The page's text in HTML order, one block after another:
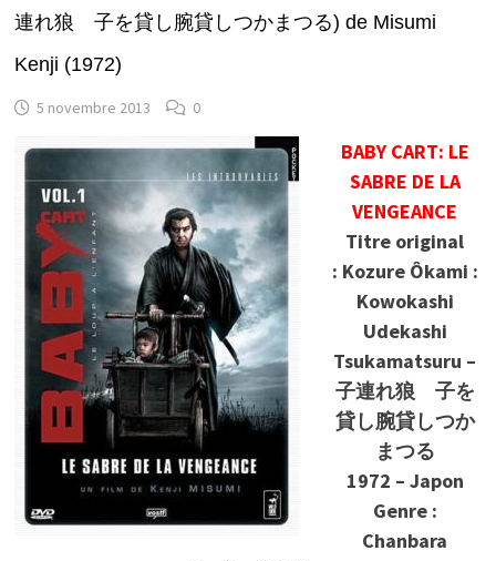
連れ狼 子を貸し腕貸しつかまつる) de Misumi
Kenji (1972)
5 novembre 2013 0
BABY CART: LE
SABRE DE LA
VENGEANCE
Titre original
: Kozure Ôkami :
Kowokashi
Udekashi
Tsukamatsuru –
子連れ狼 子を
貸し腕貸しつか
まつる
1972 – Japon
Genre :
Chanbara